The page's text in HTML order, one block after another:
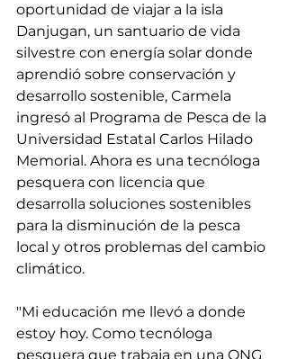
oportunidad de viajar a la isla
Danjugan, un santuario de vida
silvestre con energía solar donde
aprendió sobre conservación y
desarrollo sostenible, Carmela
ingresó al Programa de Pesca de la
Universidad Estatal Carlos Hilado
Memorial. Ahora es una tecnóloga
pesquera con licencia que
desarrolla soluciones sostenibles
para la disminución de la pesca
local y otros problemas del cambio
climático.
"Mi educación me llevó a donde
estoy hoy. Como tecnóloga
pesquera que trabaja en una ONG